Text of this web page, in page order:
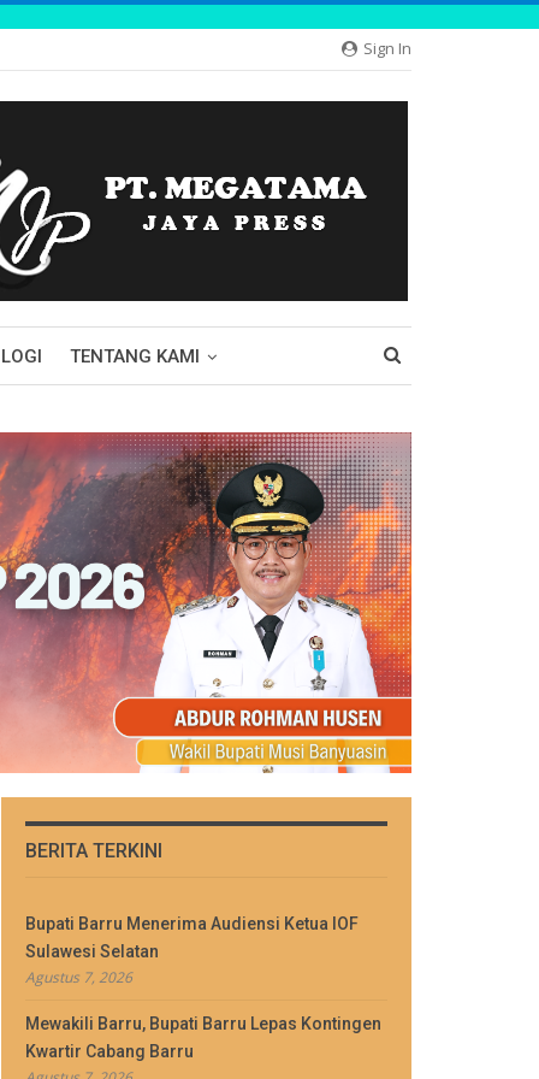
Sign In
TENTANG KAMI
BERITA TERKINI
Bupati Barru Menerima Audiensi Ketua IOF
Sulawesi Selatan
Agustus 7, 2026
Mewakili Barru, Bupati Barru Lepas Kontingen
Kwartir Cabang Barru